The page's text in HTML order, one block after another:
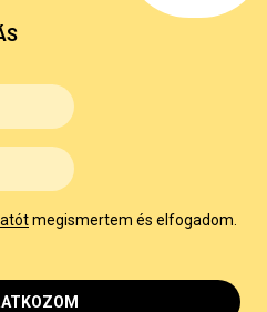
megismertem és elfogadom.